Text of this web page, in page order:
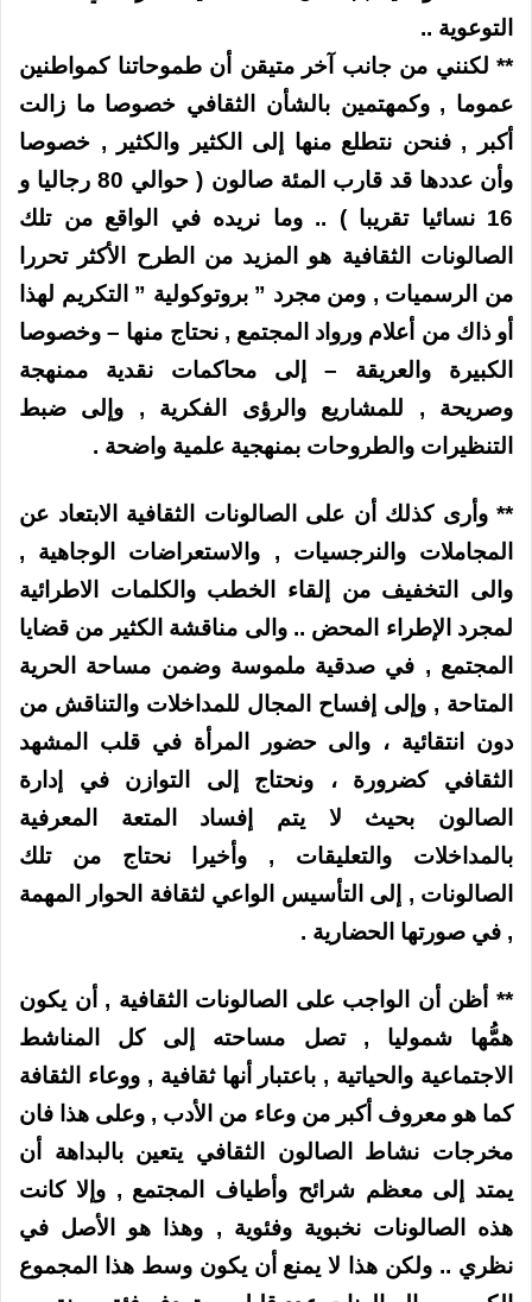
التوعوية ..
** لكنني من جانب آخر متيقن أن طموحاتنا كمواطنين
عموما , وكمهتمين بالشأن الثقافي خصوصا ما زالت
أكبر , فنحن نتطلع منها إلى الكثير والكثير , خصوصا
وأن عددها قد قارب المئة صالون ( حوالي 80 رجاليا و
16 نسائيا تقريبا ) .. وما نريده في الواقع من تلك
الصالونات الثقافية هو المزيد من الطرح الأكثر تحررا
من الرسميات , ومن مجرد ” بروتوكولية ” التكريم لهذا
أو ذاك من أعلام ورواد المجتمع , نحتاج منها – وخصوصا
الكبيرة والعريقة – إلى محاكمات نقدية ممنهجة
وصريحة , للمشاريع والرؤى الفكرية , وإلى ضبط
التنظيرات والطروحات بمنهجية علمية واضحة .
** وأرى كذلك أن على الصالونات الثقافية الابتعاد عن
المجاملات والنرجسيات , والاستعراضات الوجاهية ,
والى التخفيف من إلقاء الخطب والكلمات الاطرائية
لمجرد الإطراء المحض .. والى مناقشة الكثير من قضايا
المجتمع , في صدقية ملموسة وضمن مساحة الحرية
المتاحة , وإلى إفساح المجال للمداخلات والتناقش من
دون انتقائية ، والى حضور المرأة في قلب المشهد
الثقافي كضرورة ، ونحتاج إلى التوازن في إدارة
الصالون بحيث لا يتم إفساد المتعة المعرفية
بالمداخلات والتعليقات , وأخيرا نحتاج من تلك
الصالونات , إلى التأسيس الواعي لثقافة الحوار المهمة
, في صورتها الحضارية .
** أظن أن الواجب على الصالونات الثقافية , أن يكون
همُّها شموليا , تصل مساحته إلى كل المناشط
الاجتماعية والحياتية , باعتبار أنها ثقافية , ووعاء الثقافة
كما هو معروف أكبر من وعاء من الأدب , وعلى هذا فان
مخرجات نشاط الصالون الثقافي يتعين بالبداهة أن
يمتد إلى معظم شرائح وأطياف المجتمع , وإلا كانت
هذه الصالونات نخبوية وفئوية , وهذا هو الأصل في
نظري .. ولكن هذا لا يمنع أن يكون وسط هذا المجموع